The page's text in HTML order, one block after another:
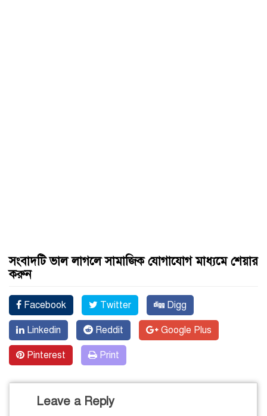
সংবাদটি ভাল লাগলে সামাজিক যোগাযোগ মাধ্যমে শেয়ার
করুন
Facebook Twitter Digg
Linkedin Reddit Google Plus
Pinterest Print
Leave a Reply